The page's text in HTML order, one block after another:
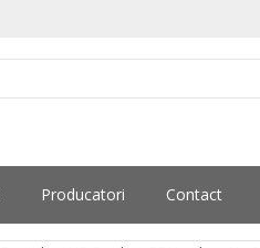
Producatori Contact